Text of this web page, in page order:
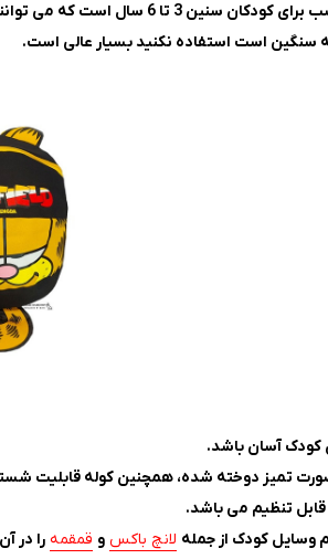
آن برای گذاشتن لوازم خود در مهد کودک استفاده کنند.
سنگین است استفاده نکنید بسیار عالی است.
کودک آسان باشد.
تمیز دوخته شده، همچنین کوله قابلیت
تنظیم می باشد.
وسایل کودک از جمله لانچ باکس و قمقمه را در